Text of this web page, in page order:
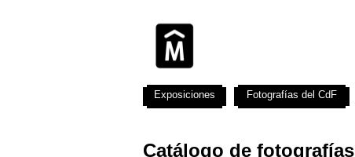
Catálogo de fotografías
Exposiciones Fotografías del CdF